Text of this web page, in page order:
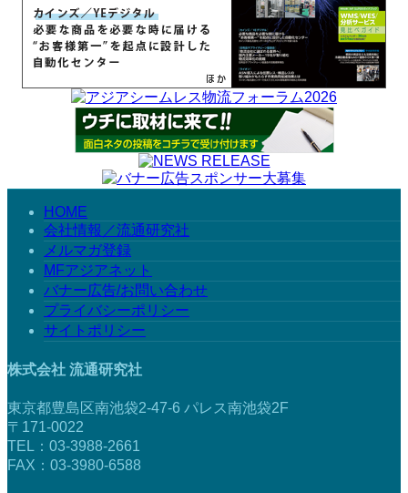
HOME
会社情報／流通研究社
メルマガ登録
MFアジアネット
バナー広告/お問い合わせ
プライバシーポリシー
サイトポリシー
株式会社 流通研究社
東京都豊島区南池袋2-47-6 パレス南池袋2F
〒171-0022
TEL：03-3988-2661
FAX：03-3980-6588